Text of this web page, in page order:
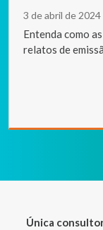
3 de abril de 2024
Entenda como
relatos de
Única